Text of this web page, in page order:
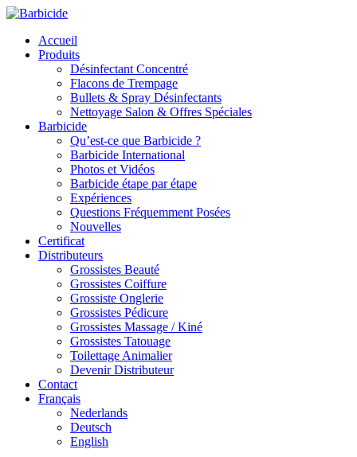
Accueil
Produits
Désinfectant Concentré
Flacons de Trempage
Bullets & Spray Désinfectants
Nettoyage Salon & Offres Spéciales
Barbicide
Qu’est-ce que Barbicide ?
Barbicide International
Photos et Vidéos
Barbicide étape par étape
Expériences
Questions Fréquemment Posées
Nouvelles
Certificat
Distributeurs
Grossistes Beauté
Grossistes Coiffure
Grossiste Onglerie
Grossistes Pédicure
Grossistes Massage / Kiné
Grossistes Tatouage
Toilettage Animalier
Devenir Distributeur
Contact
Français
Nederlands
Deutsch
English